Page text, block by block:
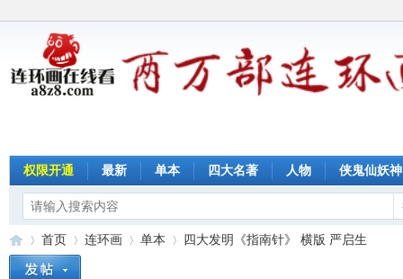
权限开通 最新 单本 四大名著 人物 侠鬼仙妖神
首页 连环画 单本 四大发明《指南针》 横版 严启生